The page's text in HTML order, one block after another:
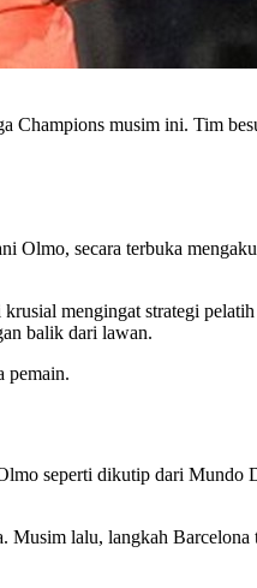
Champions musim ini. Tim
Olmo, secara terbuka
mengingat strategi
balik dari lawan.
pemain.
seperti dikutip dari Mundo
lalu, langkah